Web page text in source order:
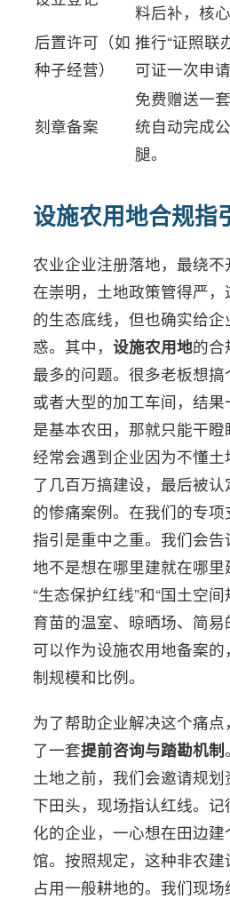
料后补，核
后置许可（如
种子经营）
推行“证照联
可证一次申
刻章备案
免费赠送一
统自动完成
腿。
设施农用地合规指
农业企业注册落地，最绕不
在崇明，土地政策管得严
的生态底线，但也确实给
惑。其中，设施农用地的合
最多的问题。很多老板想
或者大型的加工车间，结
是基本农田，那就只能干瞪
经常会遇到企业因为不懂
了几百万搞建设，最后被
的惨痛案例。在我们的专
指引是重中之重。我们会
地不是想在哪里建就在哪
“生态保护红线”和“国土空
育苗的温室、晾晒场、简
可以作为设施农用地备案
制规模和比例。
为了帮助企业解决这个痛
了一套提前咨询与踏勘机制
土地之前，我们会邀请规
下田头，现场指认红线。
化的企业，一心想在田边
馆。按照规定，这种非农
占用一般耕地的。我们现场